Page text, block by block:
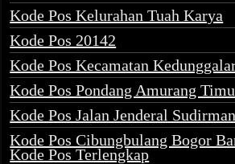
Kode Pos Kelurahan Tuah Karya
Kode Pos 20142
Kode Pos Kecamatan
Kode Pos Pondang Amurang
Kode Pos Jalan Jenderal
Kode Pos Cibungbulang Bogor
Kode Pos Terlengkap